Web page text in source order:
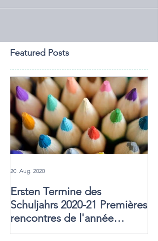
Featured Posts
Ersten Termine des
Schuljahrs 2020-21 Premières
rencontres de l'année
scolaire
20. Aug. 2020